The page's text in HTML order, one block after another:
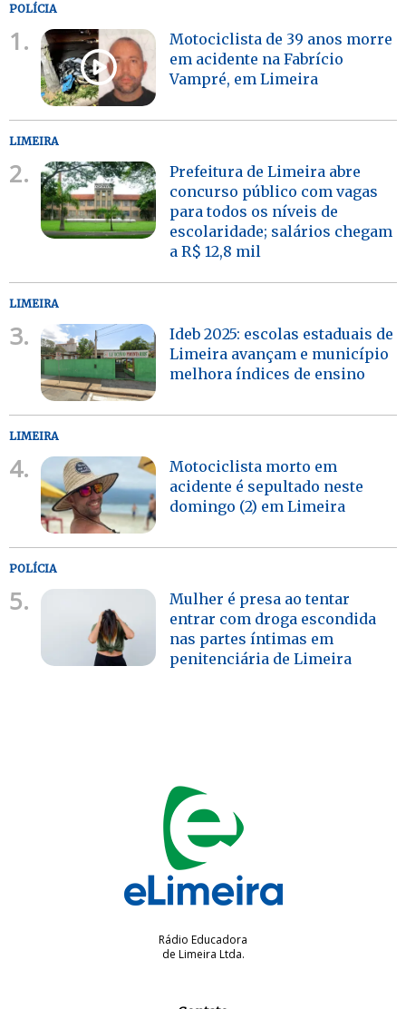
POLÍCIA
1.
Motociclista de 39 anos morre
em acidente na Fabrício
Vampré, em Limeira
LIMEIRA
2.
Prefeitura de Limeira abre
concurso público com vagas
para todos os níveis de
escolaridade; salários chegam
a R$ 12,8 mil
LIMEIRA
3.
Ideb 2025: escolas estaduais de
Limeira avançam e município
melhora índices de ensino
LIMEIRA
4.
Motociclista morto em
acidente é sepultado neste
domingo (2) em Limeira
POLÍCIA
5.
Mulher é presa ao tentar
entrar com droga escondida
nas partes íntimas em
penitenciária de Limeira
Rádio Educadora
de Limeira Ltda.